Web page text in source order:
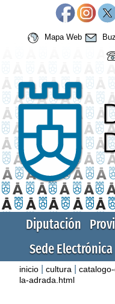
Mapa Web
Diputación
Sede Electrónica
inicio |cultura |
la-adrada.html